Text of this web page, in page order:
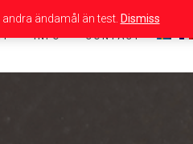
INFO CONTACT
ändamål än test. Dismiss